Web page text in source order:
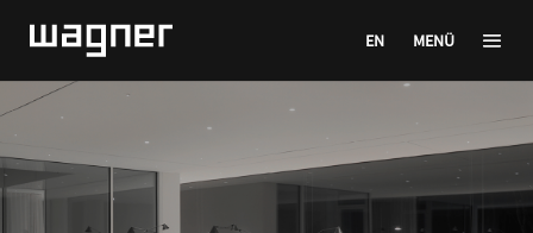
EN MENÜ